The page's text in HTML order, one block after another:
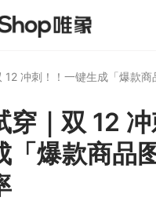
12 冲刺！！一键生成「爆款
穿｜双 12
「爆款商品